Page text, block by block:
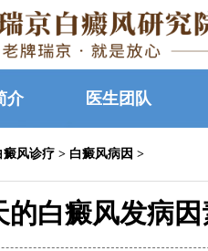
介 医生团队
癜风诊疗 > 白癜风病因 >
的白癜风发病